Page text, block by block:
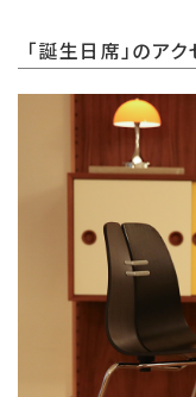
「誕生日席」のアク